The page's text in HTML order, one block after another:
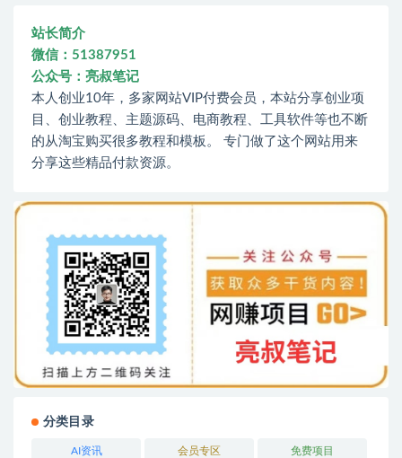
站长简介
微信：51387951
公众号：亮叔笔记
本人创业10年，多家网站VIP付费会员，本站分享创业项
目、创业教程、主题源码、电商教程、工具软件等也不断
的从淘宝购买很多教程和模板。 专门做了这个网站用来
分享这些精品付款资源。
分类目录
AI资讯 会员专区 免费项目